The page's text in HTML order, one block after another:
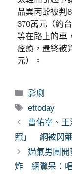
品異丙酚被判
370萬元（約
等在路上的車
痊癒，最終被
元）。
分
類
影劇
標
籤
ettoday
曹佑寧、
照」 網被閃
過氣男團開
炸 網驚呆：唱